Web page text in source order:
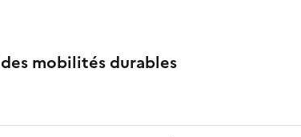
mobilités durables